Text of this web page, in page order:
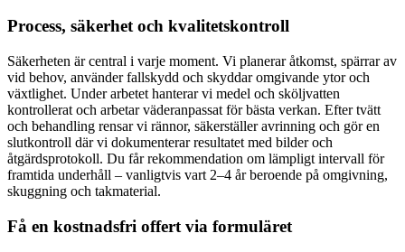
Process, säkerhet och kvalitetskontroll
Säkerheten är central i varje moment. Vi planerar åtkomst, spärrar av
vid behov, använder fallskydd och skyddar omgivande ytor och
växtlighet. Under arbetet hanterar vi medel och sköljvatten
kontrollerat och arbetar väderanpassat för bästa verkan. Efter tvätt
och behandling rensar vi rännor, säkerställer avrinning och gör en
slutkontroll där vi dokumenterar resultatet med bilder och
åtgärdsprotokoll. Du får rekommendation om lämpligt intervall för
framtida underhåll – vanligtvis vart 2–4 år beroende på omgivning,
skuggning och takmaterial.
Få en kostnadsfri offert via formuläret